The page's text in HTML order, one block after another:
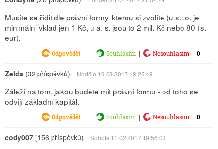
Musíte se řídit dle právní formy, kterou si zvolíte (u s.r.o. je
minimální vklad jen 1 Kč, u a. s. jsou to 2 mil. Kč nebo 80 tis.
eur).
Odpovědět Souhlasím | Nesouhlasím | 0
Zelda (32 příspěvků) Neděle 19.03.2017 18:25:48
Záleží na tom, jakou budete mít právní formu - od toho se
odvíjí základní kapitál.
Odpovědět Souhlasím | Nesouhlasím | 0
cody007 (156 příspěvků) Sobota 11.02.2017 19:56:03